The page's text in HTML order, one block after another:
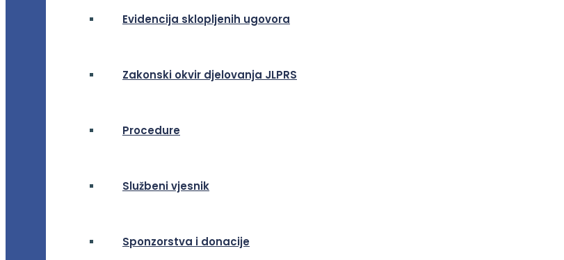
Evidencija sklopljenih ugovora
Zakonski okvir djelovanja JLPRS
Procedure
Službeni vjesnik
Sponzorstva i donacije